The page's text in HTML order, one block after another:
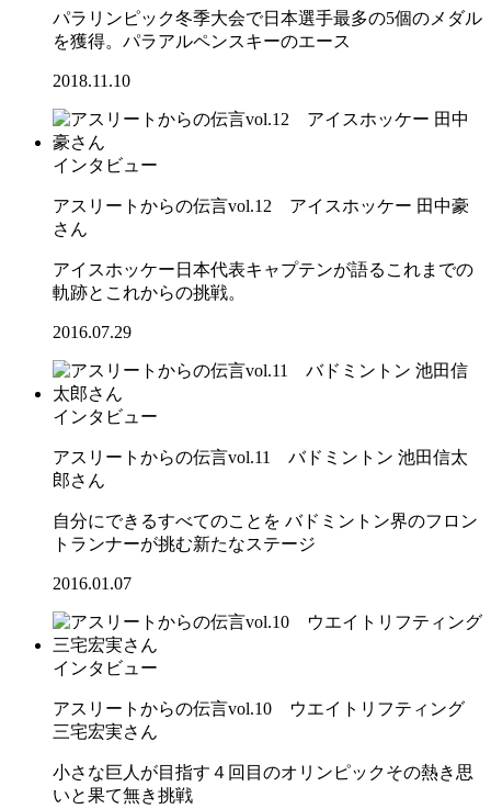
パラリンピック冬季大会で日本選手最多の5個のメダル
を獲得。パラアルペンスキーのエース
2018.11.10
インタビュー
アスリートからの伝言vol.12 アイスホッケー 田中豪
さん
アイスホッケー日本代表キャプテンが語るこれまでの
軌跡とこれからの挑戦。
2016.07.29
インタビュー
アスリートからの伝言vol.11 バドミントン 池田信太
郎さん
自分にできるすべてのことを バドミントン界のフロン
トランナーが挑む新たなステージ
2016.01.07
インタビュー
アスリートからの伝言vol.10 ウエイトリフティング
三宅宏実さん
小さな巨人が目指す４回目のオリンピックその熱き思
いと果て無き挑戦